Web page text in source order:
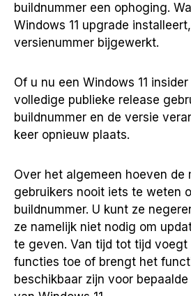
buildnummer een ophoging.
Windows 11 upgrade
versienummer bijgewerkt.
Of u nu een Windows 11
volledige publieke release
buildnummer en de versie
keer opnieuw plaats.
Over het algemeen hoeven de
gebruikers nooit iets te weten
buildnummer. U kunt ze
ze namelijk niet nodig om
te geven. Van tijd tot tijd
functies toe of brengt het
beschikbaar zijn voor